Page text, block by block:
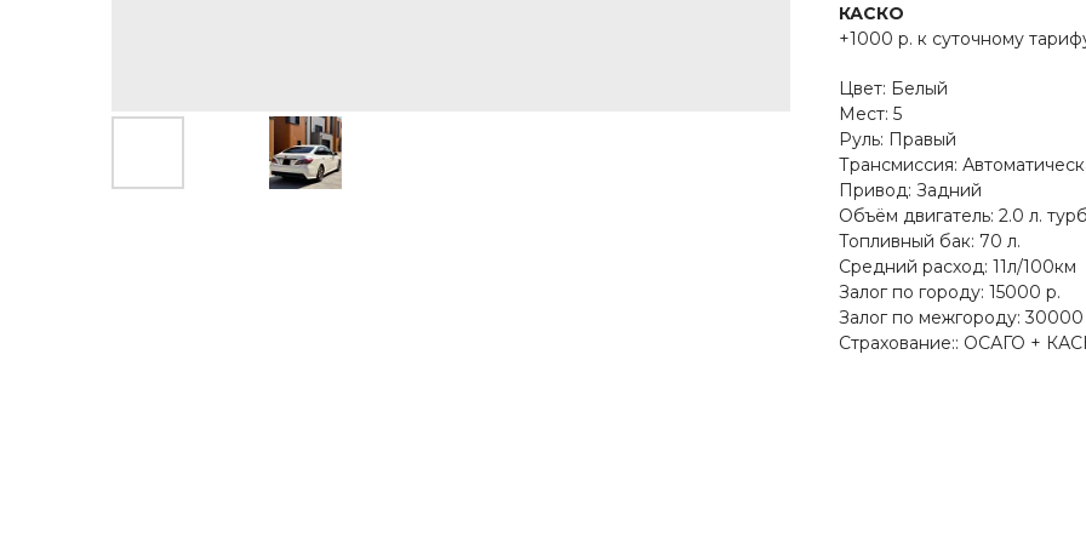
КАСКО
+1000 р. к суточному
Цвет: Белый
Мест: 5
Руль: Правый
Трансмиссия:
Привод: Задний
Объём двигатель: 2.0 л.
Топливный бак: 70 л.
Средний расход: 11л/100км
Залог по городу: 15000 р.
Залог по межгороду: 30000
Страхование:: ОСАГО +